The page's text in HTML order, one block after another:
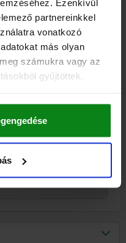
Ezenkívül
partnereinkkel
vonatkozó
más olyan
számukra vagy az
gyűjtöttek.
40X40, ALAK:A ACÉL
E=18 H1=74 K=6 L=35
N=7200
RÉSZLETEK